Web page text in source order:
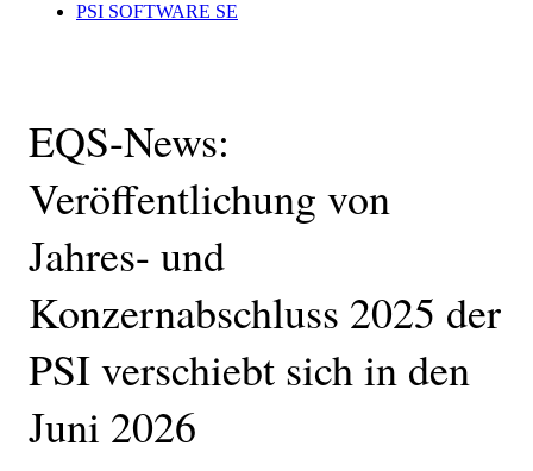
PSI SOFTWARE SE
EQS-News:
Veröffentlichung von
Jahres- und
Konzernabschluss 2025 der
PSI verschiebt sich in den
Juni 2026